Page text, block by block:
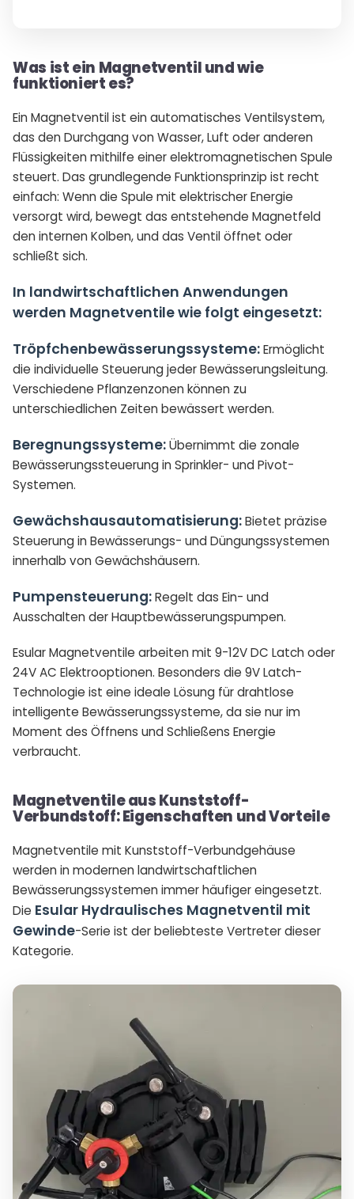
Was ist ein Magnetventil und wie
funktioniert es?
Ein Magnetventil ist ein automatisches Ventilsystem,
das den Durchgang von Wasser, Luft oder anderen
Flüssigkeiten mithilfe einer elektromagnetischen Spule
steuert. Das grundlegende Funktionsprinzip ist recht
einfach: Wenn die Spule mit elektrischer Energie
versorgt wird, bewegt das entstehende Magnetfeld
den internen Kolben, und das Ventil öffnet oder
schließt sich.
In landwirtschaftlichen Anwendungen
werden Magnetventile wie folgt eingesetzt:
Tröpfchenbewässerungssysteme:Ermöglicht
die individuelle Steuerung jeder Bewässerungsleitung.
Verschiedene Pflanzenzonen können zu
unterschiedlichen Zeiten bewässert werden.
Beregnungssysteme:Übernimmt die zonale
Bewässerungssteuerung in Sprinkler- und Pivot-
Systemen.
Gewächshausautomatisierung:Bietet präzise
Steuerung in Bewässerungs- und Düngungssystemen
innerhalb von Gewächshäusern.
Pumpensteuerung:Regelt das Ein- und
Ausschalten der Hauptbewässerungspumpen.
Esular Magnetventile arbeiten mit 9-12V DC Latch oder
24V AC Elektrooptionen. Besonders die 9V Latch-
Technologie ist eine ideale Lösung für drahtlose
intelligente Bewässerungssysteme, da sie nur im
Moment des Öffnens und Schließens Energie
verbraucht.
Magnetventile aus Kunststoff-
Verbundstoff: Eigenschaften und Vorteile
Magnetventile mit Kunststoff-Verbundgehäuse
werden in modernen landwirtschaftlichen
Bewässerungssystemen immer häufiger eingesetzt.
Die Esular Hydraulisches Magnetventil mit
Gewinde-Serie ist der beliebteste Vertreter dieser
Kategorie.